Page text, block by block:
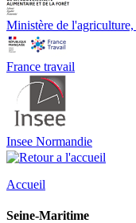
Ministère de
France travail
Insee Normandie
Accueil
Seine-Maritime